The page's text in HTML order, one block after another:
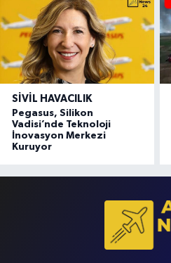
SIVIL HAVACILIK
Pegasus, Silikon
Vadisi’nde Teknoloji
İnovasyon Merkezi
Kuruyor